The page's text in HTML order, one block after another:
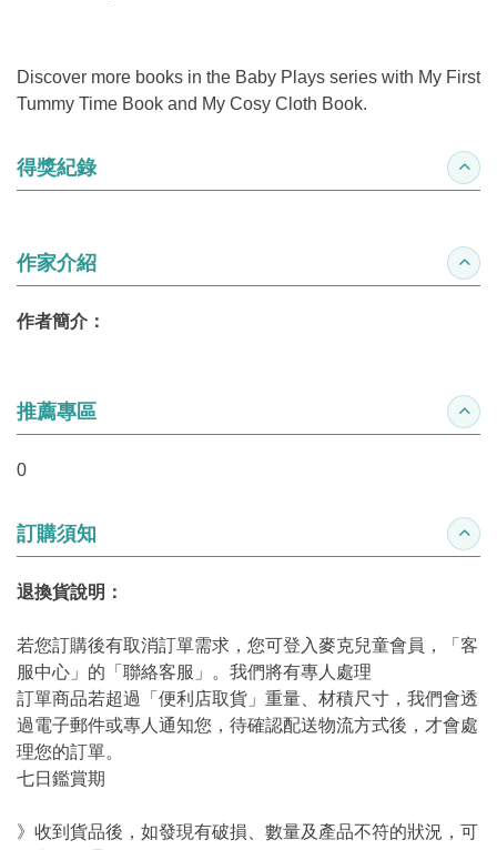
Discover more books in the Baby Plays series with My First
Tummy Time Book and My Cosy Cloth Book.
得獎紀錄 收合
作家介紹 收合
作者簡介：
推薦專區 收合
0
訂購須知 收合
退換貨說明：
若您訂購後有取消訂單需求，您可登入麥克兒童會員，「客
服中心」的「聯絡客服」。我們將有專人處理
訂單商品若超過「便利店取貨」重量、材積尺寸，我們會透
過電子郵件或專人通知您，待確認配送物流方式後，才會處
理您的訂單。
七日鑑賞期
》收到貨品後，如發現有破損、數量及產品不符的狀況，可